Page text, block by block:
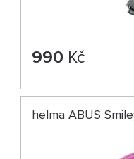
990 Kč
helma ABUS